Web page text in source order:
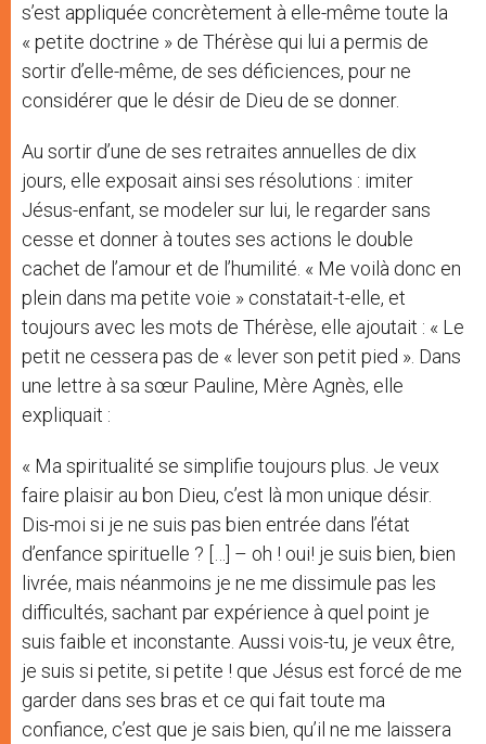
s’est appliquée concrètement à elle-même toute la
« petite doctrine » de Thérèse qui lui a permis de
sortir d’elle-même, de ses déficiences, pour ne
considérer que le désir de Dieu de se donner.
Au sortir d’une de ses retraites annuelles de dix
jours, elle exposait ainsi ses résolutions : imiter
Jésus-enfant, se modeler sur lui, le regarder sans
cesse et donner à toutes ses actions le double
cachet de l’amour et de l’humilité. « Me voilà donc en
plein dans ma petite voie » constatait-t-elle, et
toujours avec les mots de Thérèse, elle ajoutait : « Le
petit ne cessera pas de « lever son petit pied ». Dans
une lettre à sa sœur Pauline, Mère Agnès, elle
expliquait :
« Ma spiritualité se simplifie toujours plus. Je veux
faire plaisir au bon Dieu, c’est là mon unique désir.
Dis-moi si je ne suis pas bien entrée dans l’état
d’enfance spirituelle ? […] – oh ! oui! je suis bien, bien
livrée, mais néanmoins je ne me dissimule pas les
difficultés, sachant par expérience à quel point je
suis faible et inconstante. Aussi vois-tu, je veux être,
je suis si petite, si petite ! que Jésus est forcé de me
garder dans ses bras et ce qui fait toute ma
confiance, c’est que je sais bien, qu’il ne me laissera